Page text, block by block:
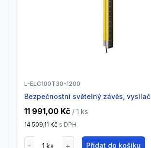
L-ELC100T30-1200
Bezpečnostní světelný závěs, vysílač
11 991,00 Kč / 1 ks
14 509,11 Kč s DPH
Přidat do košíku